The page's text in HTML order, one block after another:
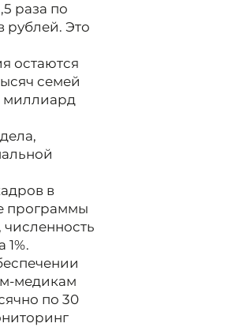
раза по
рублей. Это
остаются
семей
миллиард
в
программы
медикам
по 30